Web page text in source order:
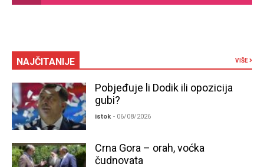
NAJČITANIJE VIŠE
Pobjeđuje li Dodik ili opozicija
gubi?
istok - 06/08/2026
Crna Gora – orah, voćka
čudnovata